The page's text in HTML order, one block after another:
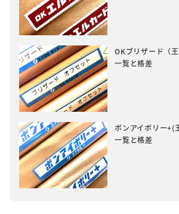
OKブリザード（
一覧と格差
ボンアイボリー+(
一覧と格差